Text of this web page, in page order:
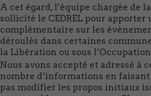
A cet égard, l’équipe chargée de
sollicité le CEDREL pour apporter
complémentaire sur les
déroulés dans certaines
la Libération ou sous
Nous avons accepté et adressé à
nombre d’informations en
pas modifier les propos initiaux